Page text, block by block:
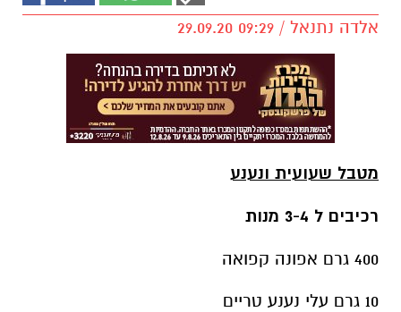
אלדה נתנאל / 09:29 29.09.20
מטבל שעועית ונענע
רכיבים ל 3-4 מנות
400 גרם אפונה קפואה
10 גרם עלי נענע טריים